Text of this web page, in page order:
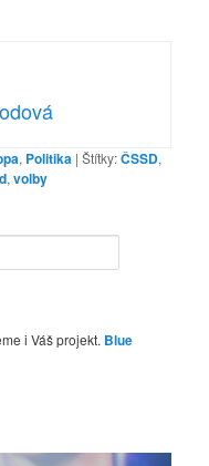
, Politika |Štítky:ČSSD,
,volby
i Váš projekt. Blue